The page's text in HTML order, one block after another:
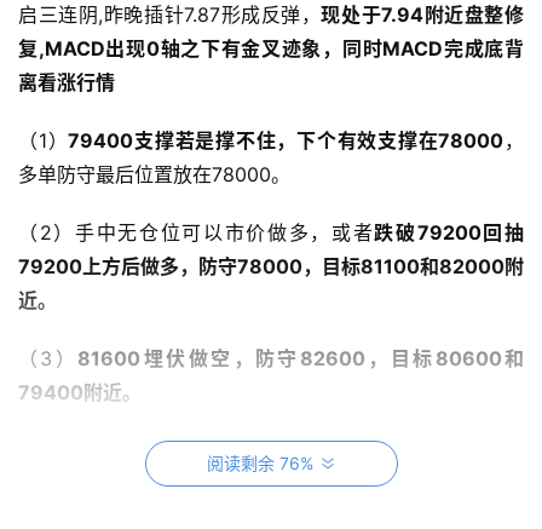
启三连阴,昨晚插针7.87形成反弹，现处于7.94附近盘整修
复,MACD出现0轴之下有金叉迹象，同时MACD完成底背
离看涨行情
（1）79400支撑若是撑不住，下个有效支撑在78000，
多单防守最后位置放在78000。
（2）手中无仓位可以市价做多，或者跌破79200回抽
79200上方后做多，防守78000，目标81100和82000附
近。
（3） 81600埋伏做空，防守82600，目标80600和
79400附近。
阅读剩余 76%